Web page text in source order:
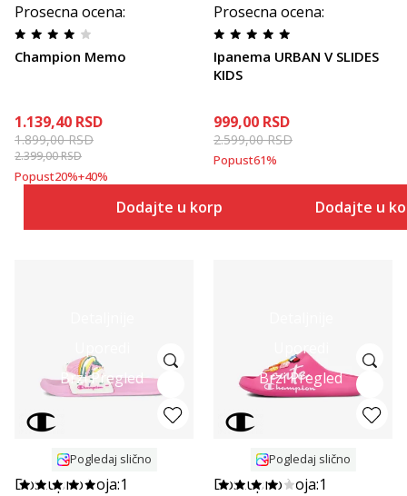
Prosecna ocena:
Champion Memo
1.139,40 RSD
1.899,00RSD
2.399,00RSD
Popust20%+40%
Dodajte u korpu
Prosecna ocena:
Ipanema URBAN V SLIDES
KIDS
999,00 RSD
2.599,00RSD
Popust61%
Dodajte u
Brzi Pregled
Pogledaj slično
Dostupno boja:1
Uporedi
Brzi Pregled
Pogledaj slično
Dostupno boja:1